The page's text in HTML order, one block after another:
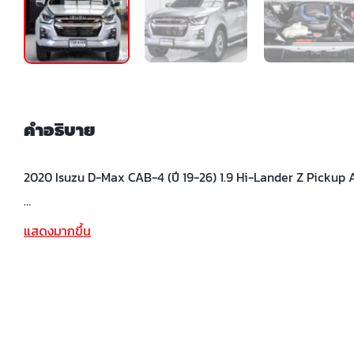
คำอธิบาย
2020 Isuzu D-Max CAB-4 (ปี 19-26) 1.9 Hi-Lander Z Pickup
…
แสดงมากขึ้น